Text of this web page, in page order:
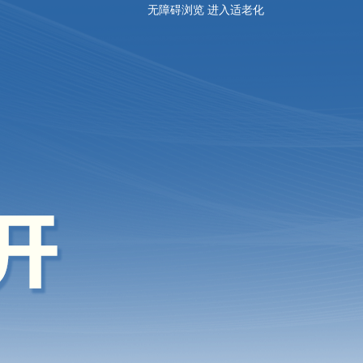
无障碍浏览 进入适老化